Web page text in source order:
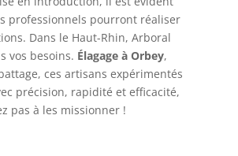
professionnels pourront réaliser
Dans le Haut-Rhin, Arboral
vos besoins. Élagage à Orbey,
ces artisans expérimentés
précision, rapidité et efficacité,
pas à les missionner !